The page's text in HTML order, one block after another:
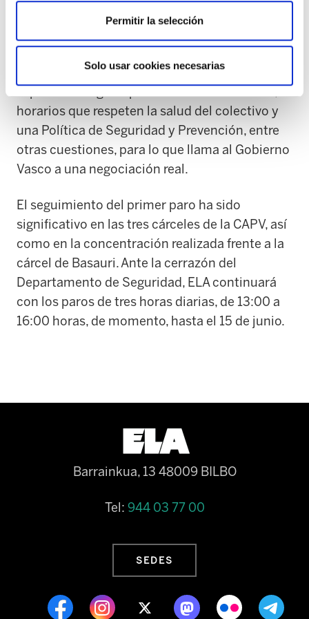
Permitir la selección
Solo usar cookies necesarias
exige la cobertura efectiva de los puestos de
trabajo aprobados, un complemento
horarios que respeten la salud del colectivo y
una Política de Seguridad y Prevención, entre
otras cuestiones, para lo que llama al Gobierno
Vasco a una negociación real.
El seguimiento del primer paro ha sido
significativo en las tres cárceles de la CAPV, así
como en la concentración realizada frente a la
cárcel de Basauri. Ante la cerrazón del
Departamento de Seguridad, ELA continuará
con los paros de tres horas diarias, de 13:00 a
16:00 horas, de momento, hasta el 15 de junio.
Barrainkua, 13 48009 BILBO
Tel: 944 03 77 00
SEDES